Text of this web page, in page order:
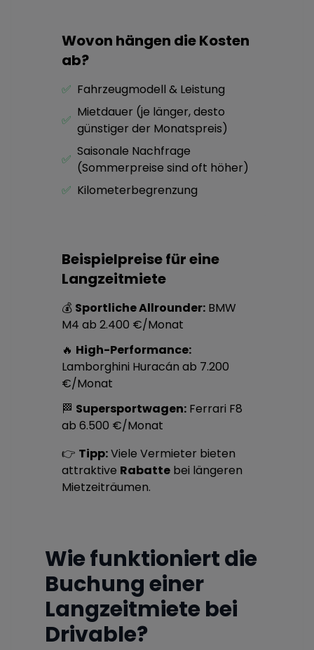
Wovon hängen die Kosten
ab?
✅ Fahrzeugmodell & Leistung
✅
Mietdauer (je länger, desto
günstiger der Monatspreis)
✅
Saisonale Nachfrage
(Sommerpreise sind oft höher)
✅ Kilometerbegrenzung
Beispielpreise für eine
Langzeitmiete
💰 Sportliche Allrounder: BMW
M4 ab 2.400 €/Monat
🔥 High-Performance:
Lamborghini Huracán ab 7.200
€/Monat
🏁 Supersportwagen: Ferrari F8
ab 6.500 €/Monat
👉 Tipp:Viele Vermieter bieten
attraktive Rabatte bei längeren
Mietzeiträumen.
Wie funktioniert die
Buchung einer
Langzeitmiete bei
Drivable?